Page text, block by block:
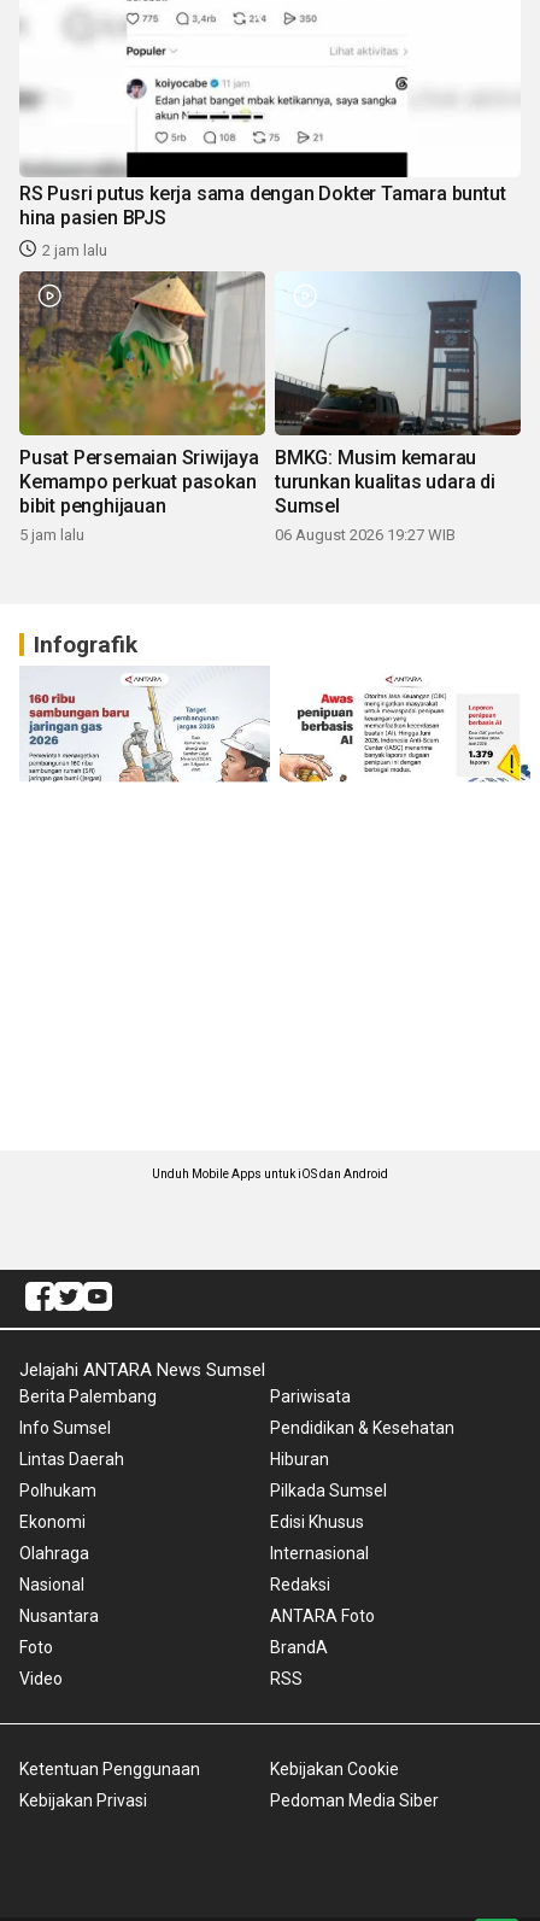
RS Pusri putus kerja sama dengan Dokter Tamara buntut
hina pasien BPJS
2 jam lalu
Pusat Persemaian Sriwijaya
Kemampo perkuat pasokan
bibit penghijauan
5 jam lalu
BMKG: Musim kemarau
turunkan kualitas udara di
Sumsel
06 August 2026 19:27 WIB
Infografik
Unduh Mobile Apps untuk iOS dan Android
Jelajahi ANTARA News Sumsel
Berita Palembang
Info Sumsel
Lintas Daerah
Polhukam
Ekonomi
Olahraga
Nasional
Nusantara
Foto
Video
Pariwisata
Pendidikan & Kesehatan
Hiburan
Pilkada Sumsel
Edisi Khusus
Internasional
Redaksi
ANTARA Foto
BrandA
RSS
Ketentuan Penggunaan
Kebijakan Privasi
Kebijakan Cookie
Pedoman Media Siber